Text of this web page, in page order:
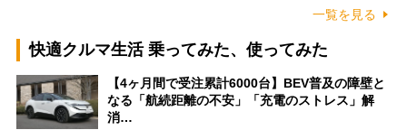
一覧を見る
快適クルマ生活 乗ってみた、使ってみた
【4ヶ月間で受注累計6000台】BEV普及の障壁と
なる「航続距離の不安」「充電のストレス」解
消…